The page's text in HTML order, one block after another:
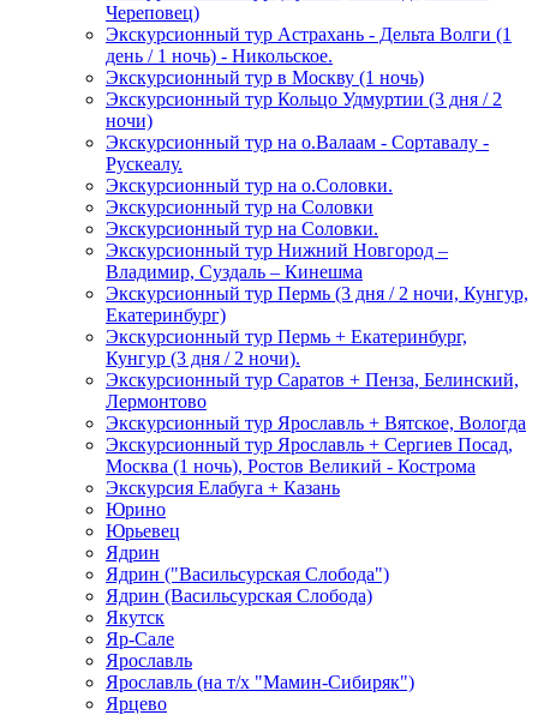
Череповец)
Экскурсионный тур Астрахань - Дельта Волги (1
день / 1 ночь) - Никольское.
Экскурсионный тур в Москву (1 ночь)
Экскурсионный тур Кольцо Удмуртии (3 дня / 2
ночи)
Экскурсионный тур на о.Валаам - Сортавалу -
Рускеалу.
Экскурсионный тур на о.Соловки.
Экскурсионный тур на Соловки
Экскурсионный тур на Соловки.
Экскурсионный тур Нижний Новгород –
Владимир, Суздаль – Кинешма
Экскурсионный тур Пермь (3 дня / 2 ночи, Кунгур,
Екатеринбург)
Экскурсионный тур Пермь + Екатеринбург,
Кунгур (3 дня / 2 ночи).
Экскурсионный тур Саратов + Пенза, Белинский,
Лермонтово
Экскурсионный тур Ярославль + Вятское, Вологда
Экскурсионный тур Ярославль + Сергиев Посад,
Москва (1 ночь), Ростов Великий - Кострома
Экскурсия Елабуга + Казань
Юрино
Юрьевец
Ядрин
Ядрин ("Васильсурская Слобода")
Ядрин (Васильсурская Слобода)
Якутск
Яр-Сале
Ярославль
Ярославль (на т/х "Мамин-Сибиряк")
Ярцево